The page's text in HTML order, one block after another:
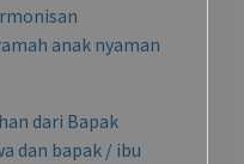
anak nyaman
dari Bapak
dan bapak / ibu